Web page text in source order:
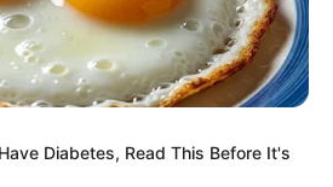
Diabetes, Read This Before It's